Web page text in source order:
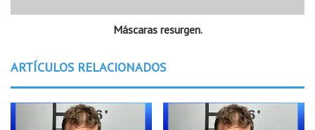
o
e
r
a
r
r
g
e
n
Máscaras resurgen.
ARTÍCULOS RELACIONADOS